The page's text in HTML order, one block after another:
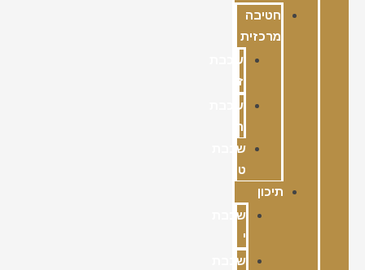
חטיבה
מרכזית
שכבת
ז
שכבת
ח
שכבת
ט
תיכון
שכבת
י
שכבת